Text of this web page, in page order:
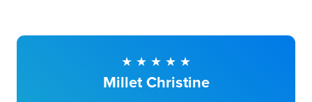
Millet Christine